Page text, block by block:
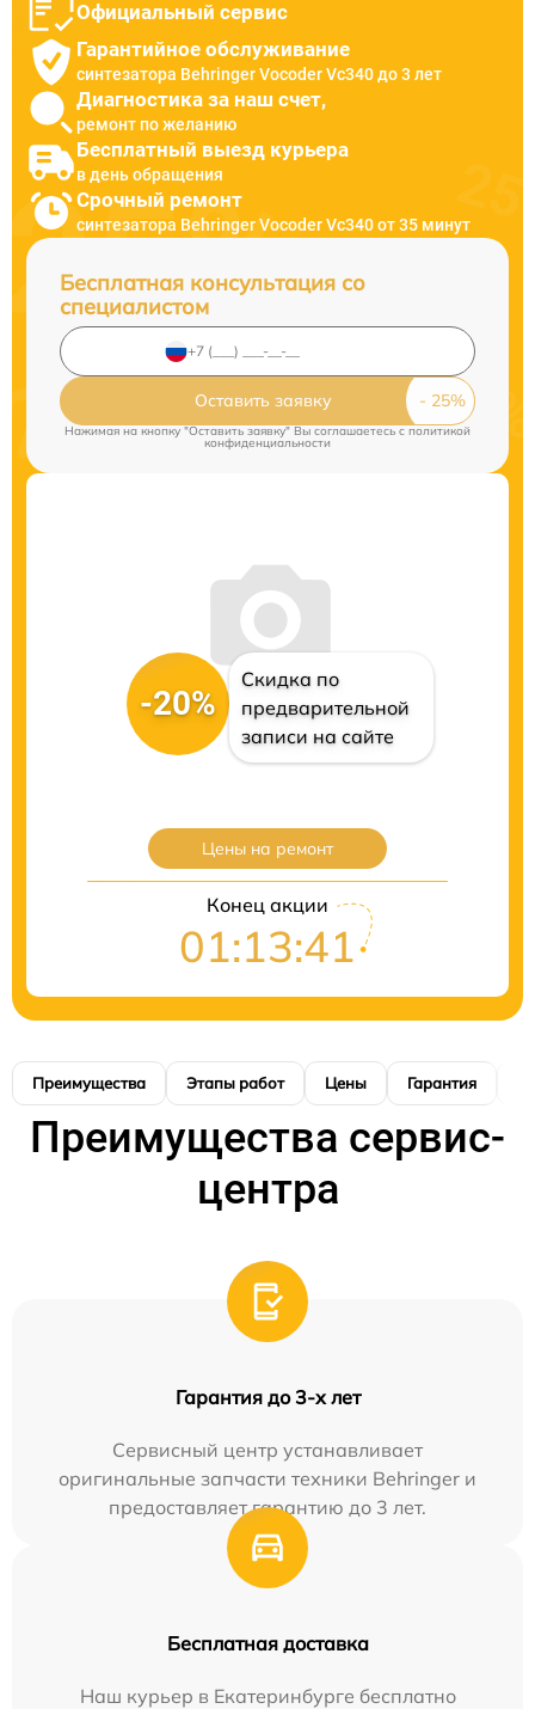
Официальный сервис
Гарантийное обслуживание
синтезатора Behringer Vocoder Vc340 до 3 лет
Диагностика за наш счет,
ремонт по желанию
Бесплатный выезд курьера
в день обращения
Срочный ремонт
синтезатора Behringer Vocoder Vc340 от 35 минут
Бесплатная консультация со
специалистом
Оставить заявку
Нажимая на кнопку "Оставить заявку" Вы соглашаетесь cполитикой
конфиденциальности
-20%
Скидка по
предварительной
записи на сайте
Цены на ремонт
Конец акции
01:13:41
Преимущества Этапы работ Цены Гарантия
Преимущества сервис-
центра
Гарантия до 3-х лет
Сервисный центр устанавливает
оригинальные запчасти техники Behringer и
предоставляет гарантию до 3 лет.
Бесплатная доставка
Наш курьер в Екатеринбурге бесплатно